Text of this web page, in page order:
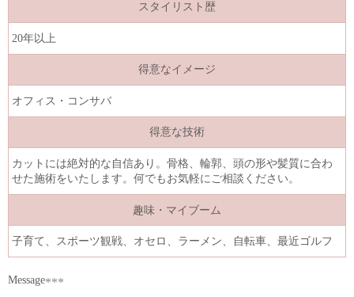
スタイリスト歴
20年以上
得意なイメージ
オフィス・コンサバ
得意な技術
カットには絶対的な自信あり。骨格、輪郭、頭の形や髪質に合わ
せた施術をいたします。何でもお気軽にご相談ください。
趣味・マイブーム
子育て、スポーツ観戦、オセロ、ラーメン、自転車、最近ゴルフ
Message